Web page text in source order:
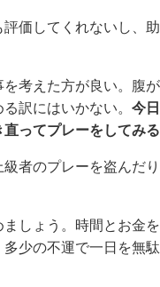
価してくれないし、
考えた方が良い。腹
訳にはいかない。 今
直ってプレーをしてみ
者のプレーを盗んだ
ましょう。時間とお金
少の不運で一日を無